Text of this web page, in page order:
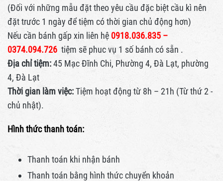
(Đối với những mẫu đặt theo yêu cầu đặc biệt cầu kì nên
đặt trước 1 ngày để tiệm có thời gian chủ động hơn)
Nếu cần bánh gấp xin liên hệ 0918.036.835 –
0374.094.726 tiệm sẽ phuc vụ 1 số bánh có sẵn .
Địa chỉ tiệm:45 Mạc Đĩnh Chi, Phường 4, Đà Lạt, phường
4, Đà Lạt
Thời gian làm việc:Tiệm hoạt động từ 8h – 21h (Từ thứ 2 -
chủ nhật).
Hình thức thanh toán:
Thanh toán khi nhận bánh
Thanh toán bằng hình thứcchuyển khoản